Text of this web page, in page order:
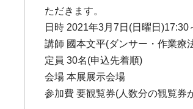
ただきます。
日時 2021年3月7日(日曜日)17:30
講師 國本文平(ダンサー・作業療
定員 30名(申込先着順)
会場 本展展示会場
参加費 要観覧券(人数分の観覧券